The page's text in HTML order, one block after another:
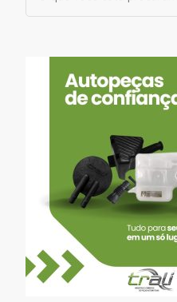
algo?